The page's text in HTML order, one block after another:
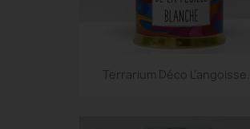
Terrarium Déco L'angoisse...